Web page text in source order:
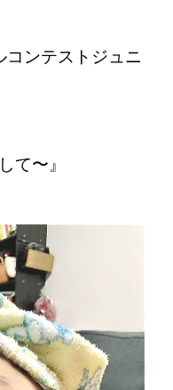
コンテストジュニ
て〜』